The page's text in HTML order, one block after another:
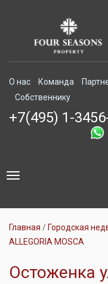
О нас Команда
Собственнику
+7(495) 1-
Toggle
Главная Городская
ALLEGORIA MOSCA
Остоженка